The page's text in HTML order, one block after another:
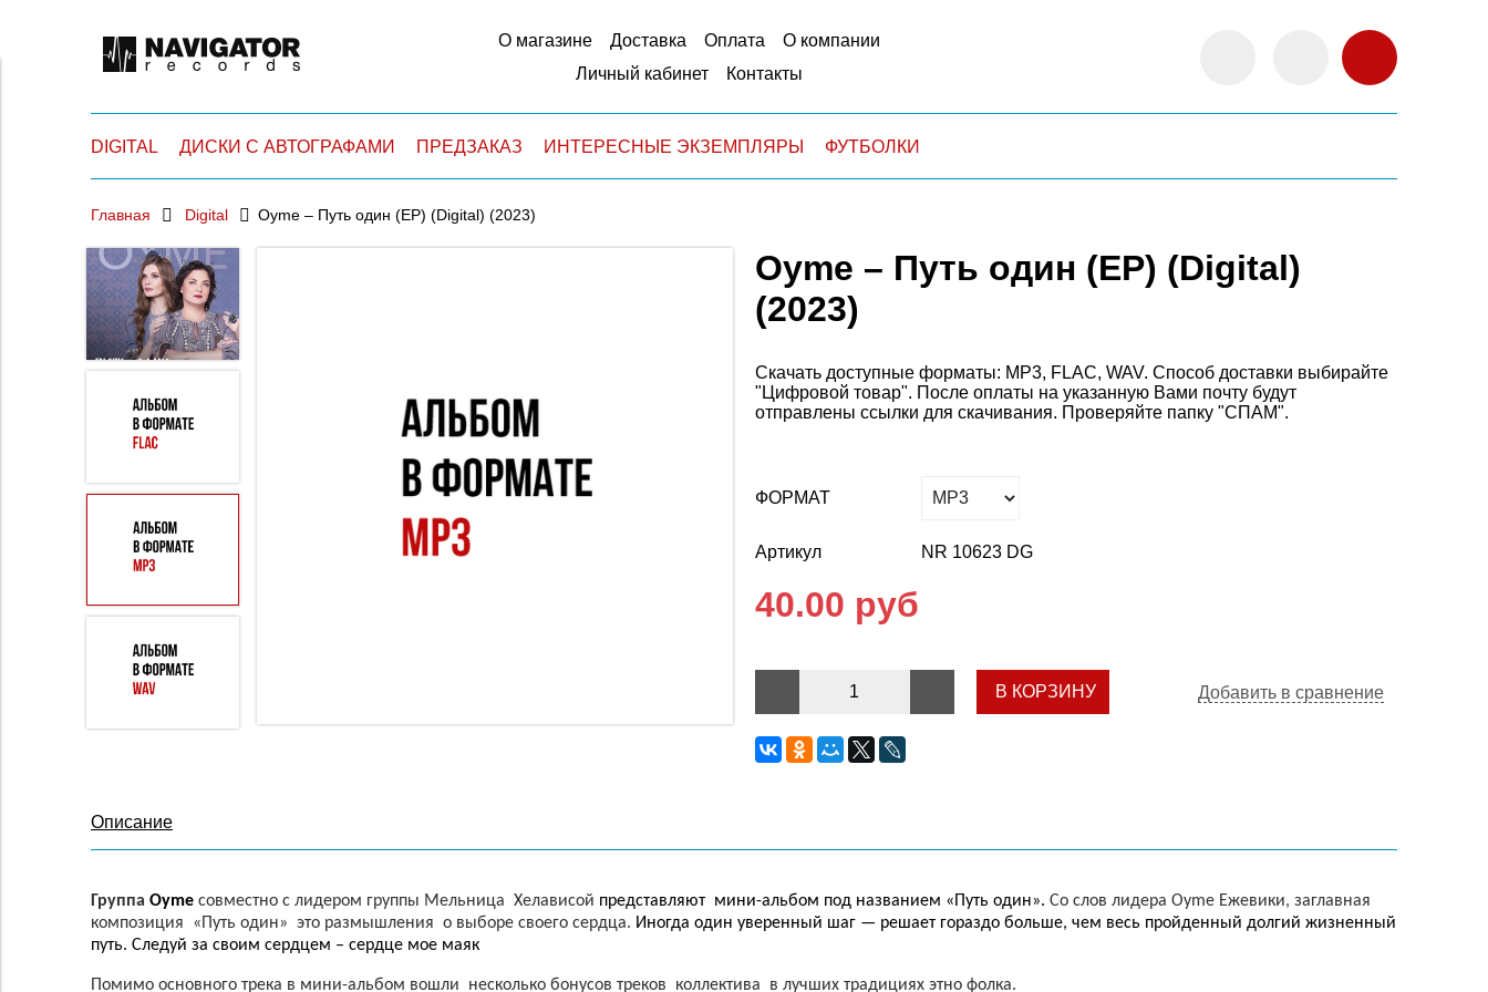
О магазине Доставка Оплата
О компании
Личный кабинет
Контакты
DIGITAL ДИСКИ С АВТОГРАФАМИ ПРЕДЗАКАЗ ИНТЕРЕСНЫЕ ЭКЗЕМПЛЯРЫ ФУТБОЛКИ
Главная Digital Oyme – Путь один (EP) (Digital) (2023)
Oyme – Путь один (EP) (Digital)
(2023)
Скачать доступные форматы: MP3, FLAC, WAV. Способ доставки выбирайте
"Цифровой товар". После оплаты на указанную Вами почту будут
отправлены ссылки для скачивания. Проверяйте папку "СПАМ".
ФОРМАТ
Артикул NR 10623 DG
40.00 руб
В КОРЗИНУ Добавить в сравнение
Описание
Группа Oyme совместно с лидером группы Мельница Хелависой представляют мини-альбом под названием «Путь один». Со слов лидера Oyme Ежевики, заглавная
композиция
«Путь один» это размышления о выборе своего сердца. Иногда один уверенный шаг — решает гораздо больше, чем весь пройденный долгий жизненный
путь. Следуй за своим сердцем – сердце мое маяк
Помимо основного трека в мини-альбом вошли несколько бонусов треков коллектива в лучших традициях этно фолка.